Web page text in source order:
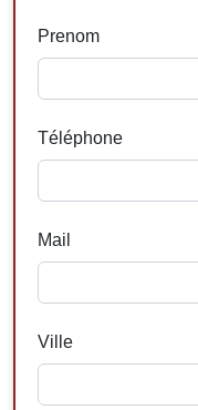
Prenom
Téléphone
Mail
Ville